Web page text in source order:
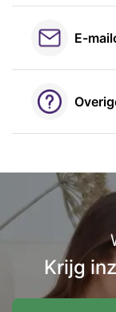
E-
Krijg